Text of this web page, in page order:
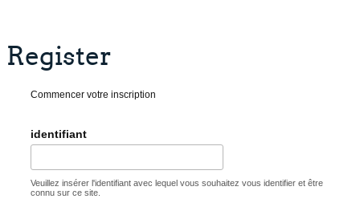
Register
Commencer votre inscription
identifiant
Veuillez insérer l'identifiant avec lequel vous souhaitez vous identifier et être
connu sur ce site.